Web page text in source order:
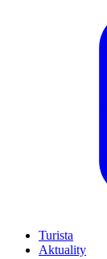
Turista
Aktuality